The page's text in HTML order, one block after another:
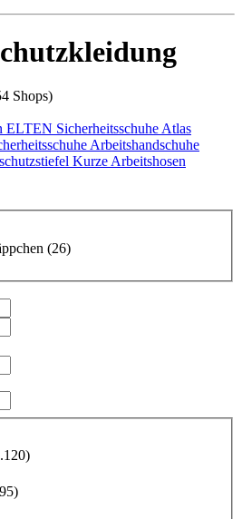
Shops)
ELTEN Sicherheitsschuhe Atlas
Arbeitshandschuhe
Kurze Arbeitshosen
(26)